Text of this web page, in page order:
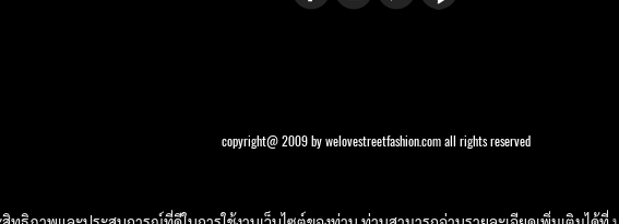
copyright@ 2009 by welovestreetfashion.com all rights reserved